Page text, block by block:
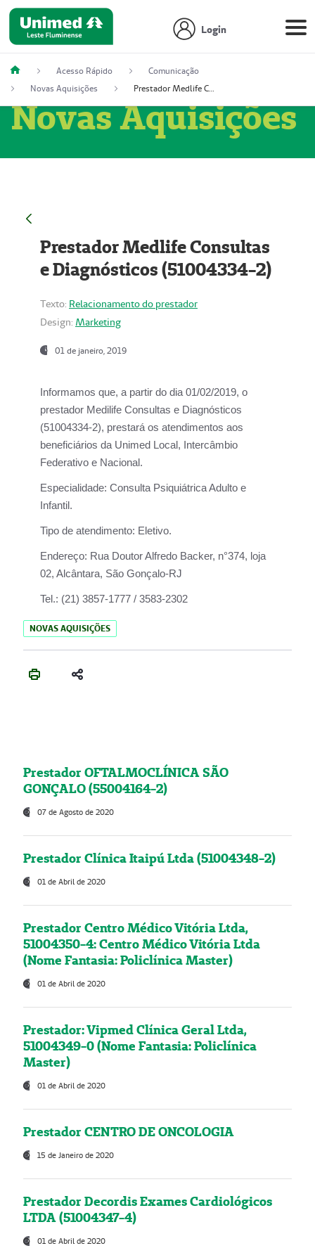
Login
Acesso Rápido
Comunicação
Novas Aquisições
Prestador Medlife Consultas e Diagnósticos (51004334-2)
Novas Aquisições
Prestador Medlife Consultas
e Diagnósticos (51004334-2)
Texto: Relacionamento do prestador
Design: Marketing
01 de janeiro, 2019
Informamos que, a partir do dia 01/02/2019, o
prestador Medilife Consultas e Diagnósticos
(51004334-2), prestará os atendimentos aos
beneficiários da Unimed Local, Intercâmbio
Federativo e Nacional.
Especialidade: Consulta Psiquiátrica Adulto e
Infantil.
Tipo de atendimento: Eletivo.
Endereço: Rua Doutor Alfredo Backer, n°374, loja
02, Alcântara, São Gonçalo-RJ
Tel.: (21) 3857-1777 / 3583-2302
NOVAS AQUISIÇÕES
Prestador OFTALMOCLÍNICA SÃO
GONÇALO (55004164-2)
07 de Agosto de 2020
Prestador Clínica Itaipú Ltda (51004348-2)
01 de Abril de 2020
Prestador Centro Médico Vitória Ltda,
51004350-4: Centro Médico Vitória Ltda
(Nome Fantasia: Policlínica Master)
01 de Abril de 2020
Prestador: Vipmed Clínica Geral Ltda,
51004349-0 (Nome Fantasia: Policlínica
Master)
01 de Abril de 2020
Prestador CENTRO DE ONCOLOGIA
15 de Janeiro de 2020
Prestador Decordis Exames Cardiológicos
LTDA (51004347-4)
01 de Abril de 2020